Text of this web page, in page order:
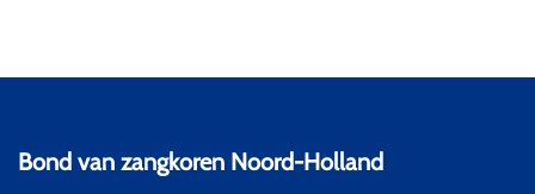
Bond van zangkoren Noord-Holland